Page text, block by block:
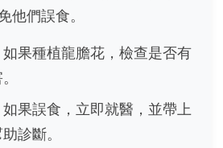
他們誤食。
果種植龍膽花，檢查是否有
果誤食，立即就醫，並帶上
診斷。